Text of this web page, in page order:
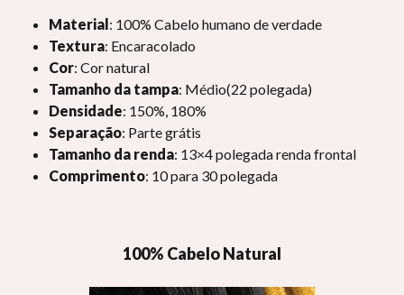
Material: 100% Cabelo humano de verdade
Textura: Encaracolado
Cor: Cor natural
Tamanho da tampa: Médio(22 polegada)
Densidade: 150%, 180%
Separação: Parte grátis
Tamanho da renda: 13×4 polegada renda frontal
Comprimento: 10 para 30 polegada
100% Cabelo Natural